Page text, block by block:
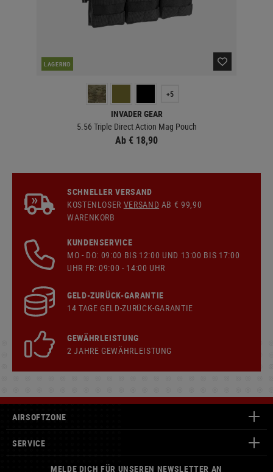
LAGERND
+5
INVADER GEAR
5.56 Triple Direct Action Mag Pouch
Ab € 18,90
SCHNELLER VERSAND
KOSTENLOSER VERSAND AB € 99,90
WARENKORB
KUNDENSERVICE
MO - DO: 09:00 BIS 12:00 UND 13:00 BIS 17:00
UHR FR: 09:00 - 14:00 UHR
GELD-ZURÜCK-GARANTIE
14 TAGE GELD-ZURÜCK-GARANTIE
GEWÄHRLEISTUNG
2 JAHRE GEWÄHRLEISTUNG
AIRSOFTZONE
SERVICE
MELDE DICH FÜR UNSEREN NEWSLETTER AN